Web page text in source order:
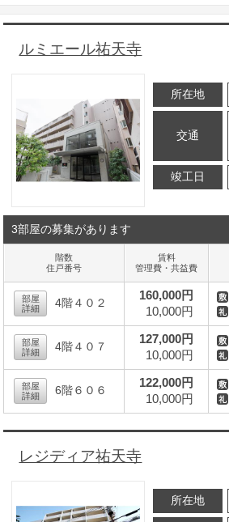
ルミエール祐天寺
所在地
交通
竣工日
3部屋の募集があります
階数
住戸番号
賃料
管理費・共益費
部屋
詳細
4階４０２
160,000円
10,000円
部屋
詳細
4階４０７
127,000円
10,000円
部屋
詳細
6階６０６
122,000円
10,000円
レジディア祐天寺
所在地